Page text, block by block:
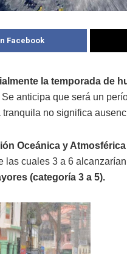
Facebook
la temporada de
anticipa que será un
no significa
Oceánica y
las cuales 3 a 6
(categoría 3 a 5).